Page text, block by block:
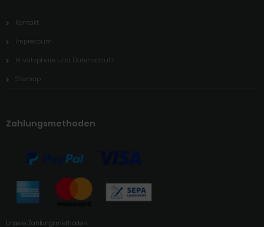
Kontakt
Impressum
Privatsphäre und Datenschutz
Sitemap
Zahlungsmethoden
Unsere Zahlungsmethoden